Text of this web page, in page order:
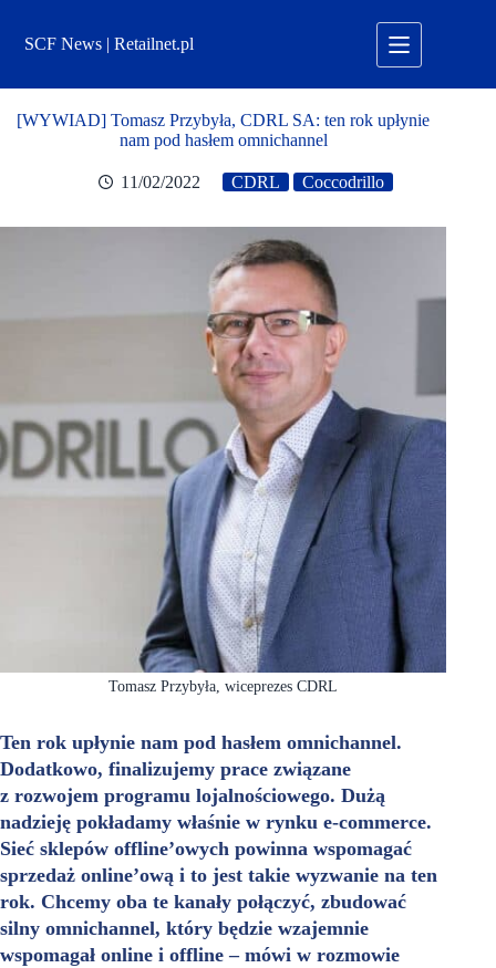
treściSCF News | Retailnet.pl
[WYWIAD] Tomasz Przybyła, CDRL SA: ten rok upłynie
nam pod hasłem omnichannel
11/02/2022 CDRL Coccodrillo
Tomasz Przybyła, wiceprezes CDRL
Ten rok upłynie nam pod hasłem omnichannel.
Dodatkowo, finalizujemy prace związane
z rozwojem programu lojalnościowego. Dużą
nadzieję pokładamy właśnie w rynku e-commerce.
Sieć sklepów offline’owych powinna wspomagać
sprzedaż online’ową i to jest takie wyzwanie na ten
rok. Chcemy oba te kanały połączyć, zbudować
silny omnichannel, który będzie wzajemnie
wspomagał online i offline – mówi w rozmowie